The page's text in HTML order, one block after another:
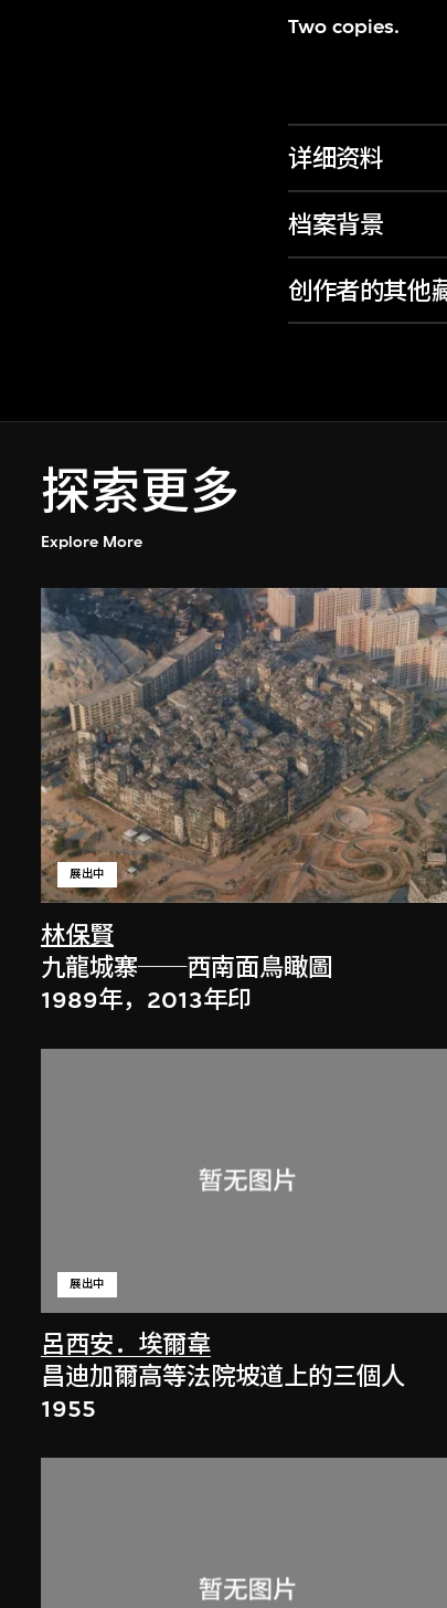
Two copies.
详细资料
档案背景
创作者的其他
探索更多
Explore More
林保賢
展出中
九龍城寨──西南面鳥瞰圖
1989年，2013年印
呂西安．埃爾韋
展出中
昌迪加爾高等法院坡道上的三個人
1955